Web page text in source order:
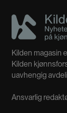
Kilden magasin
Kilden
uavhengig
Ansvarlig